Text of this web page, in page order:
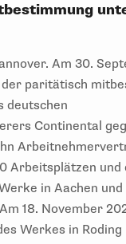
Am 30.
paritätisch
deutschen
Continental
Arbeitsplätzen und
in Aachen und
18. November
Werkes in Roding